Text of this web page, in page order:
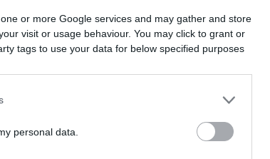
or more Google services and may gather and store
visit or usage behaviour. You may click to grant or
tags to use your data for below specified purposes
personal data.
volt normális áron
nem is igazán látjuk a
gépet építeni. Mindössze 15
három hónapon belül. Az
tovább használja a
ZÖLD PÁLYA